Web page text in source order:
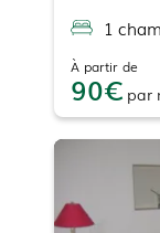
1
À partir de
90 par